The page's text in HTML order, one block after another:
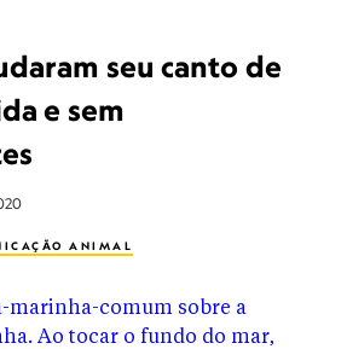
seu canto de
e sem
ANIMAL